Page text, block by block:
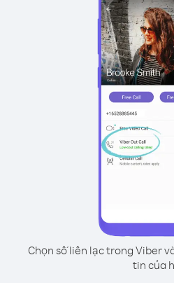
Chọn số liên lạc trong Viber
tin của